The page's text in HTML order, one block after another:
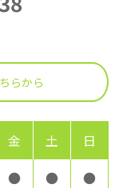
らから
金 土 日
● ● ●